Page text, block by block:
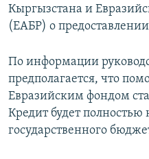
Кыргызстана и
(ЕАБР) о
По информации
предполагается, что
Евразийским фондом
Кредит будет
государственного